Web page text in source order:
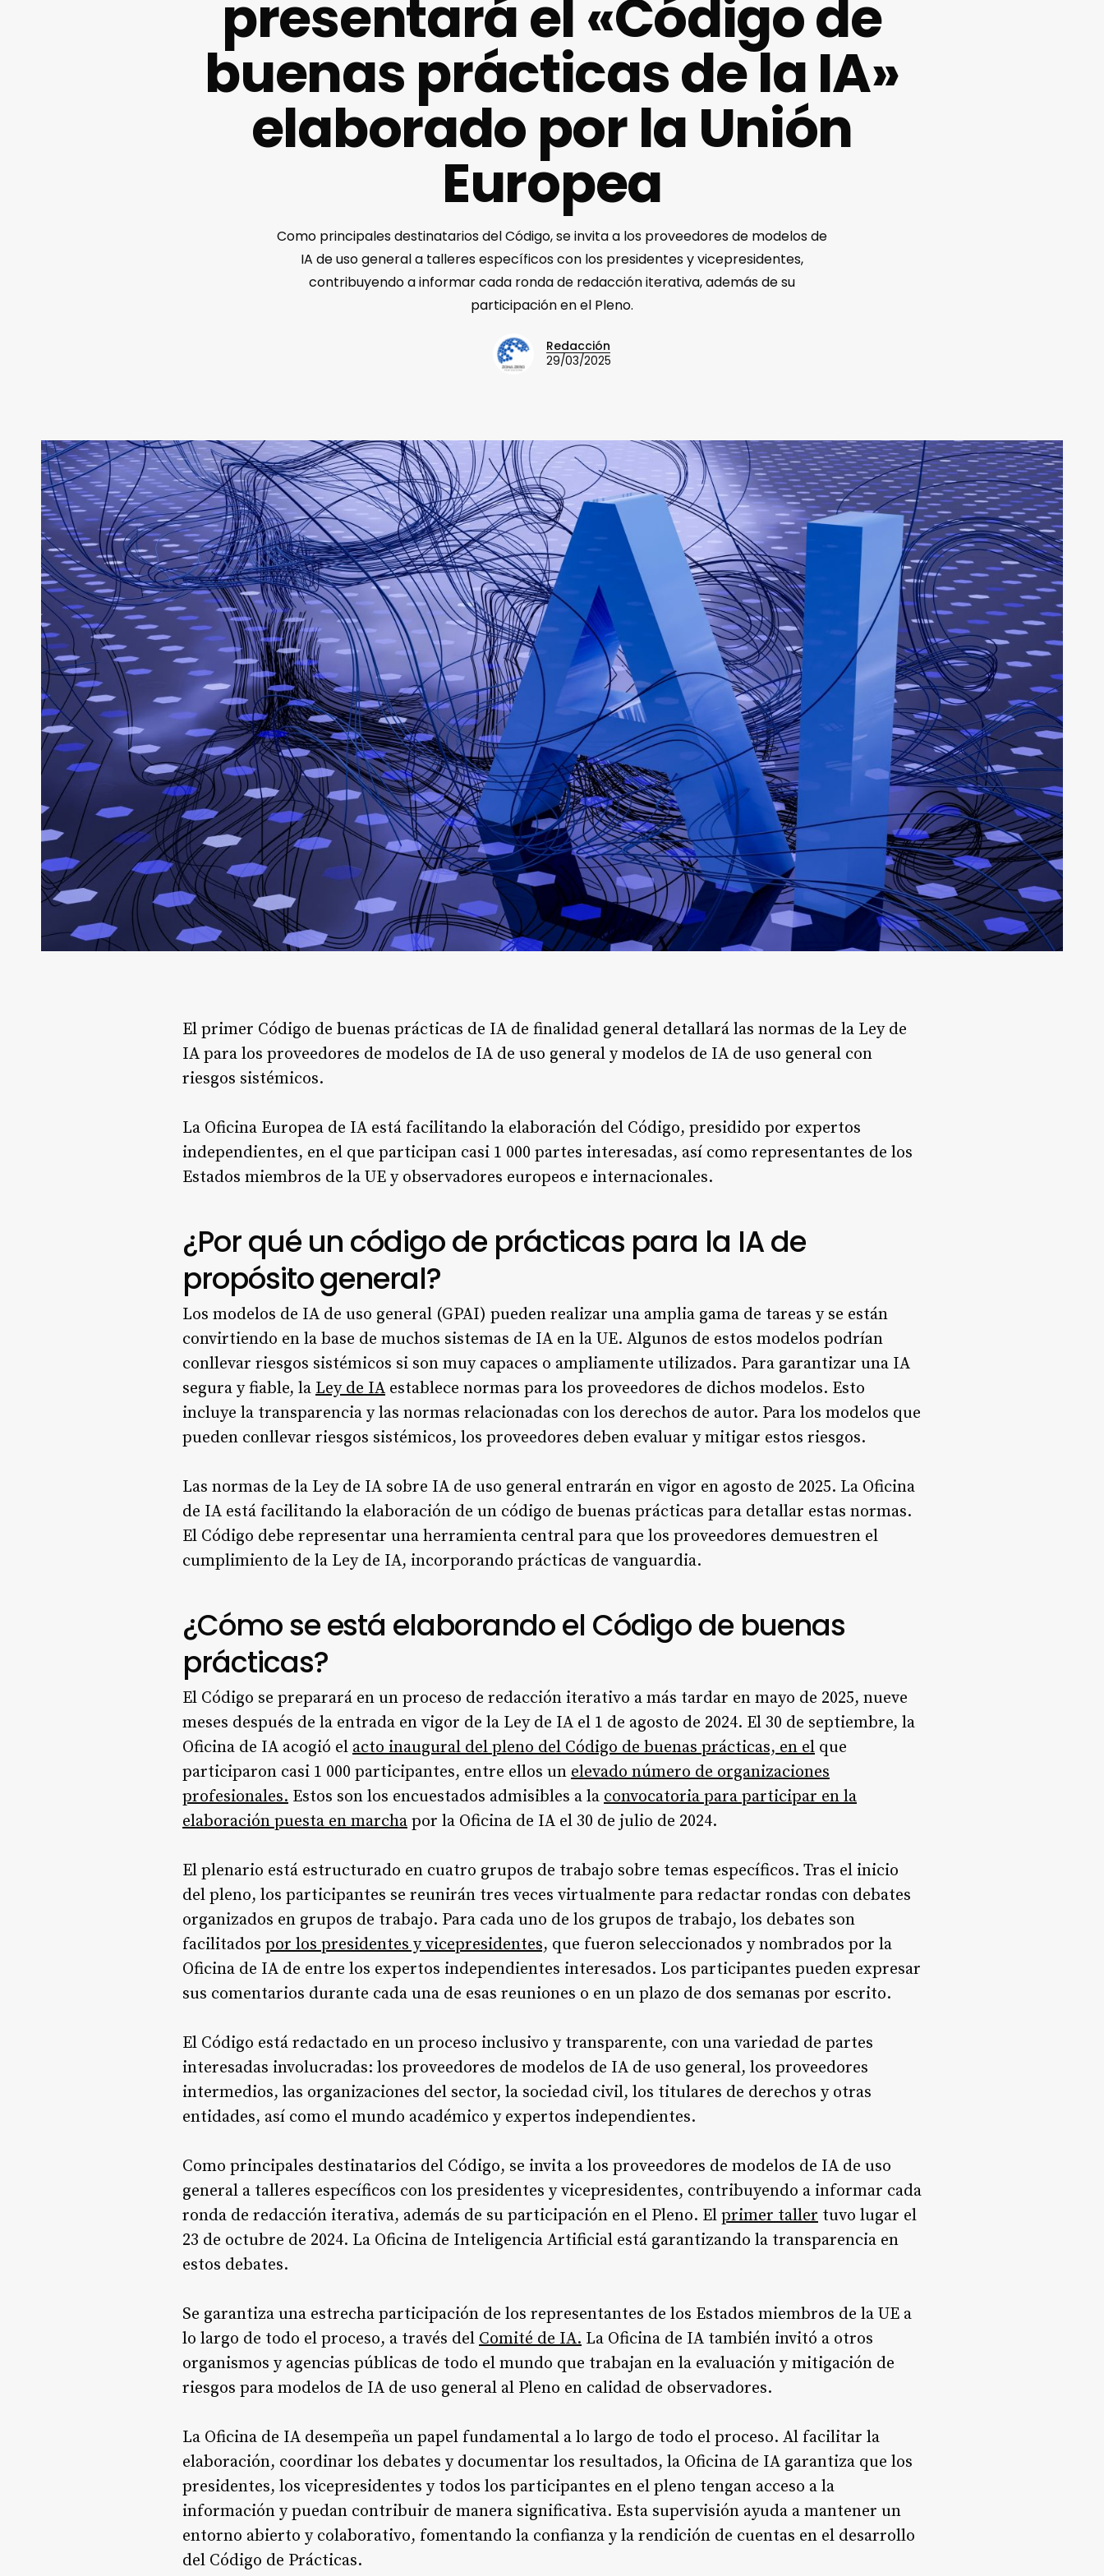
presentará el «Código de
buenas prácticas de la IA»
elaborado por la Unión
Europea
Como principales destinatarios del Código, se invita a los proveedores de modelos de
IA de uso general a talleres específicos con los presidentes y vicepresidentes,
contribuyendo a informar cada ronda de redacción iterativa, además de su
participación en el Pleno.
Redacción
29/03/2025
El primer Código de buenas prácticas de IA de finalidad general detallará las normas de la Ley de
IA para los proveedores de modelos de IA de uso general y modelos de IA de uso general con
riesgos sistémicos.
La Oficina Europea de IA está facilitando la elaboración del Código, presidido por expertos
independientes, en el que participan casi 1 000 partes interesadas, así como representantes de los
Estados miembros de la UE y observadores europeos e internacionales.
¿Por qué un código de prácticas para la IA de
propósito general?
Los modelos de IA de uso general (GPAI) pueden realizar una amplia gama de tareas y se están
convirtiendo en la base de muchos sistemas de IA en la UE. Algunos de estos modelos podrían
conllevar riesgos sistémicos si son muy capaces o ampliamente utilizados. Para garantizar una IA
segura y fiable, la Ley de IA establece normas para los proveedores de dichos modelos. Esto
incluye la transparencia y las normas relacionadas con los derechos de autor. Para los modelos que
pueden conllevar riesgos sistémicos, los proveedores deben evaluar y mitigar estos riesgos.
Las normas de la Ley de IA sobre IA de uso general entrarán en vigor en agosto de 2025. La Oficina
de IA está facilitando la elaboración de un código de buenas prácticas para detallar estas normas.
El Código debe representar una herramienta central para que los proveedores demuestren el
cumplimiento de la Ley de IA, incorporando prácticas de vanguardia.
¿Cómo se está elaborando el Código de buenas
prácticas?
El Código se preparará en un proceso de redacción iterativo a más tardar en mayo de 2025, nueve
meses después de la entrada en vigor de la Ley de IA el 1 de agosto de 2024. El 30 de septiembre, la
Oficina de IA acogió el acto inaugural del pleno del Código de buenas prácticas, en el que
participaron casi 1 000 participantes, entre ellos un elevado número de organizaciones
profesionales. Estos son los encuestados admisibles a la convocatoria para participar en la
elaboración puesta en marcha por la Oficina de IA el 30 de julio de 2024.
El plenario está estructurado en cuatro grupos de trabajo sobre temas específicos. Tras el inicio
del pleno, los participantes se reunirán tres veces virtualmente para redactar rondas con debates
organizados en grupos de trabajo. Para cada uno de los grupos de trabajo, los debates son
facilitados por los presidentes y vicepresidentes, que fueron seleccionados y nombrados por la
Oficina de IA de entre los expertos independientes interesados. Los participantes pueden expresar
sus comentarios durante cada una de esas reuniones o en un plazo de dos semanas por escrito.
El Código está redactado en un proceso inclusivo y transparente, con una variedad de partes
interesadas involucradas: los proveedores de modelos de IA de uso general, los proveedores
intermedios, las organizaciones del sector, la sociedad civil, los titulares de derechos y otras
entidades, así como el mundo académico y expertos independientes.
Como principales destinatarios del Código, se invita a los proveedores de modelos de IA de uso
general a talleres específicos con los presidentes y vicepresidentes, contribuyendo a informar cada
ronda de redacción iterativa, además de su participación en el Pleno. El primer taller tuvo lugar el
23 de octubre de 2024. La Oficina de Inteligencia Artificial está garantizando la transparencia en
estos debates.
Se garantiza una estrecha participación de los representantes de los Estados miembros de la UE a
lo largo de todo el proceso, a través del Comité de IA. La Oficina de IA también invitó a otros
organismos y agencias públicas de todo el mundo que trabajan en la evaluación y mitigación de
riesgos para modelos de IA de uso general al Pleno en calidad de observadores.
La Oficina de IA desempeña un papel fundamental a lo largo de todo el proceso. Al facilitar la
elaboración, coordinar los debates y documentar los resultados, la Oficina de IA garantiza que los
presidentes, los vicepresidentes y todos los participantes en el pleno tengan acceso a la
información y puedan contribuir de manera significativa. Esta supervisión ayuda a mantener un
entorno abierto y colaborativo, fomentando la confianza y la rendición de cuentas en el desarrollo
del Código de Prácticas.